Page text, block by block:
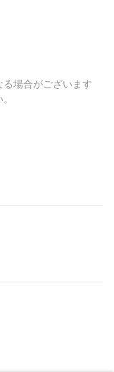
場合がございます
も大歓迎です！